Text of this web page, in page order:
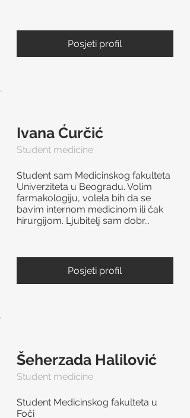
Posjeti profil
Student sam Medicinskog fakulteta
Univerziteta u Beogradu. Volim
farmakologiju, volela bih da se
bavim internom medicinom ili čak
hirurgijom. Ljubitelj sam dobr...
Ivana Ćurčić
Posjeti profil
Student medicine
Student Medicinskog fakulteta u
Foči
Šeherzada Halilović
Student medicine